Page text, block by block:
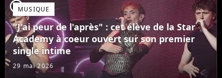
Marlène Schaff ne
rempilera pas à la table
des professeurs...
player2MUSIQUE
"J'ai peur de l'après" : cet élève de la Star
Academy à coeur ouvert sur son premier
single intime
29 mai 2026